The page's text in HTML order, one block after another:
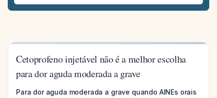
Cetoprofeno injetável não é a melhor escolha
para dor aguda moderada a grave
Para dor aguda moderada a grave quando AINEs orais